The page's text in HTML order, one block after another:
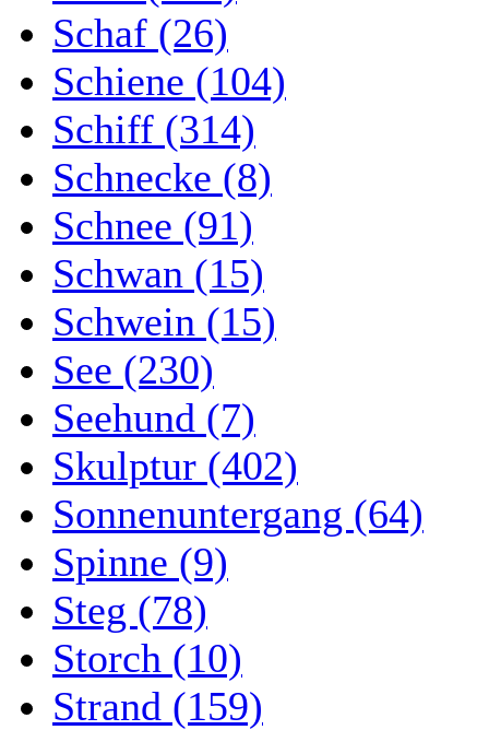
Schaf (26)
Schiene (104)
Schiff (314)
Schnecke (8)
Schnee (91)
Schwan (15)
Schwein (15)
See (230)
Seehund (7)
Skulptur (402)
Sonnenuntergang (64)
Spinne (9)
Steg (78)
Storch (10)
Strand (159)